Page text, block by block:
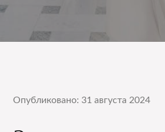
Опубликовано: 31 августа 2024